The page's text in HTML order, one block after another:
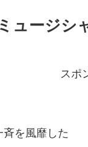
ュージ
スポ
を風靡した